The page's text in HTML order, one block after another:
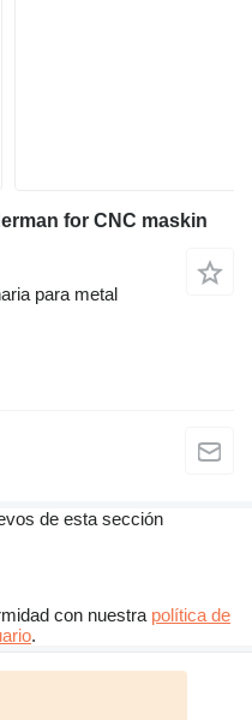
for CNC maskin
para metal
de esta sección
con nuestra política de
.